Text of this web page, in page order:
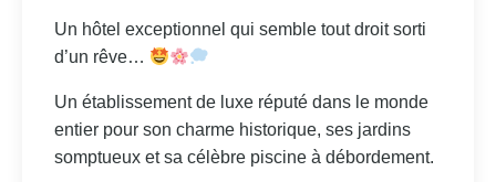
Un hôtel exceptionnel qui semble tout droit sorti
d’un rêve…
Un établissement de luxe réputé dans le monde
entier pour son charme historique, ses jardins
somptueux et sa célèbre piscine à débordement.